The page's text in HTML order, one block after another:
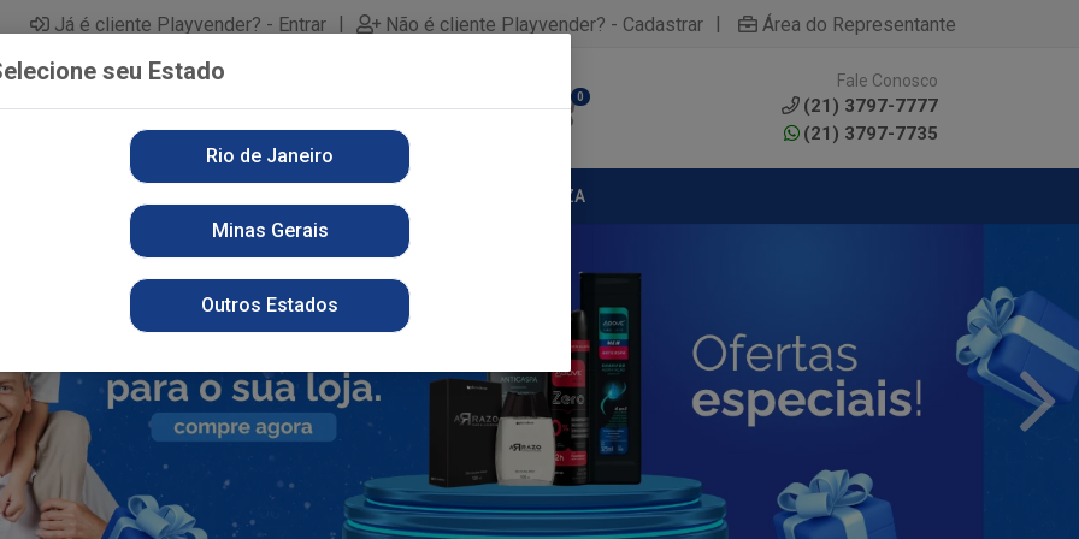
Já é cliente Playvender? - Entrar | Não é cliente Playvender? - Cadastrar | Área do Representante
0
Fale Conosco
(21) 3797-7777
(21) 3797-7735
LIMPEZA
seu Estado
Rio de Janeiro
Minas Gerais
Outros Estados